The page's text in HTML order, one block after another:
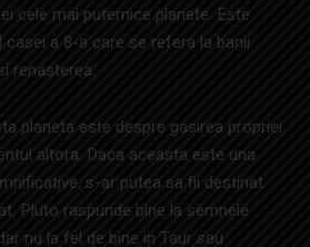
cele mai puternice planete. Este
a 8-a care se refera la banii
renasterea.
planeta este despre gasirea propriei
altora. Daca aceasta este una
s-ar putea sa fii destinat
Pluto raspunde bine la semnele
nu la fel de bine in Taur sau